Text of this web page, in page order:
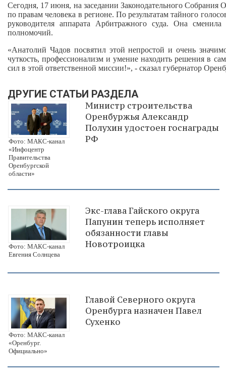
Сегодня, 17 июня, на заседании Законодательного Собрания
по правам человека в регионе. По результатам тайного
руководителя аппарата Арбитражного суда. Она
полномочий.
«Анатолий Чадов посвятил этой непростой и очень
чуткость, профессионализм и умение находить решения в
сил в этой ответственной миссии!», - сказал губернатор
ДРУГИЕ СТАТЬИ РАЗДЕЛА
Фото: МАКС-канал
«Инфоцентр
Правительства
Оренбургской
области»
Министр строительства
Оренбуржья Александр
Полухин удостоен госнаграды
РФ
Фото: МАКС-канал
Евгения Солнцева
Экс-глава Гайского округа
Папунин теперь исполняет
обязанности главы
Новотроицка
Фото: МАКС-канал
«Оренбург.
Официально»
Главой Северного округа
Оренбурга назначен Павел
Сухенко